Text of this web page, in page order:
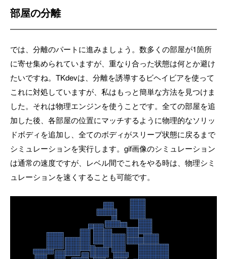
部屋の分離
では、分離のパートに進みましょう。数多くの部屋が1箇所
に寄せ集められていますが、重なり合った状態は何とか避け
たいですね。TKdevは、分離を誘導するビヘイビアを使って
これに対処していますが、私はもっと簡単な方法を見つけま
した。それは物理エンジンを使うことです。全ての部屋を追
加した後、各部屋の位置にマッチするように物理的なソリッ
ドボディを追加し、全てのボディがスリープ状態に戻るまで
シミュレーションを実行します。gif画像のシミュレーション
は通常の速度ですが、レベル間でこれをやる時は、物理シミ
ュレーションを速くすることも可能です。